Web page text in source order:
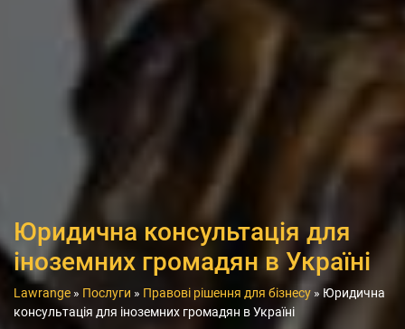
Юридична консультація для
іноземних громадян в Україні
Lawrange » Послуги » Правові рішення для бізнесу » Юридична
консультація для іноземних громадян в Україні